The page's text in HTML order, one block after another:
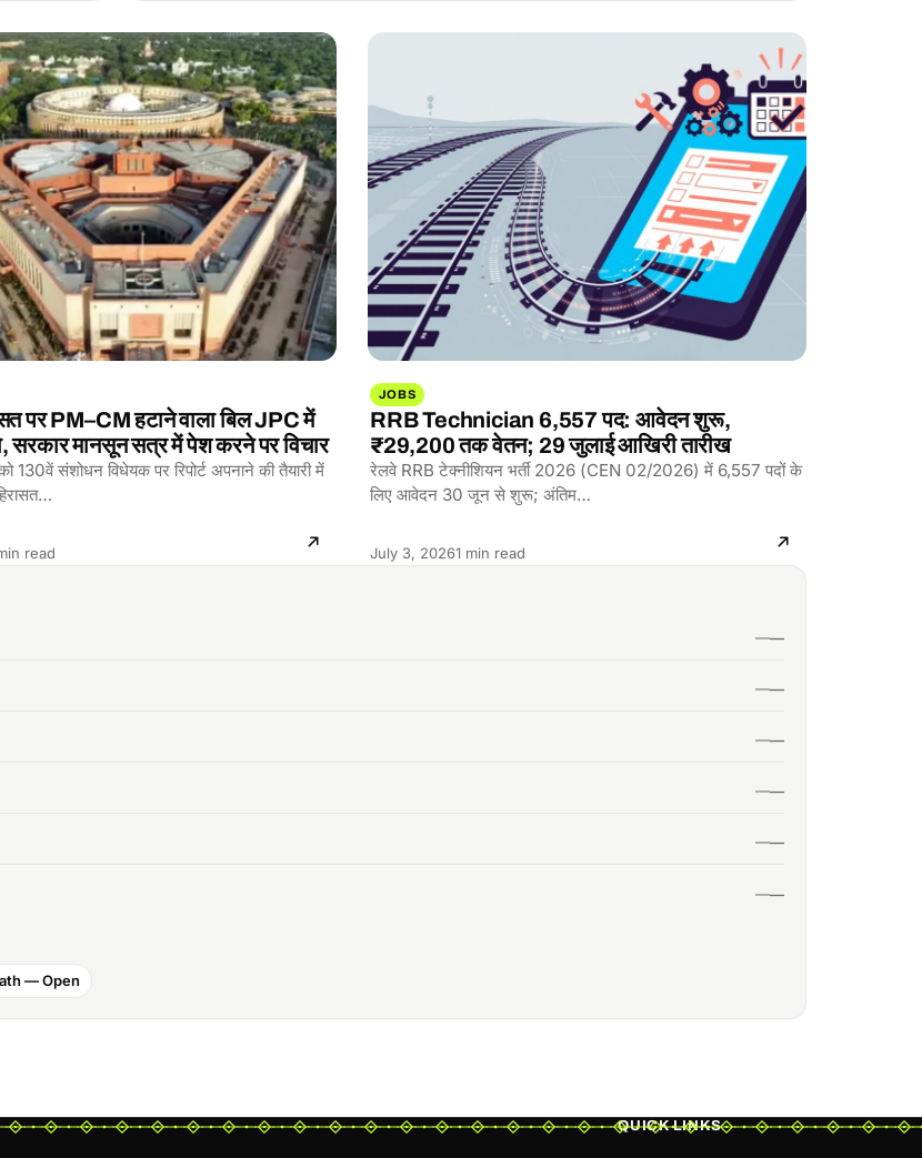
पर PM–CM हटाने वाला बिल JPC में
सरकार मानसून सत्र में पेश करने पर विचार
130वें संशोधन विधेयक पर रिपोर्ट अपनाने की तैयारी में
read
JOBS
RRB Technician 6,557 पद: आवेदन शुरू,
₹29,200 तक वेतन; 29 जुलाई आखिरी तारीख
रेलवे RRB टेक्नीशियन भर्ती 2026 (CEN 02/2026) में 6,557 पदों के
लिए आवेदन 30 जून से शुरू; अंतिम…
July 3, 2026Reading
1 min read
— Open
QUICK LINKS